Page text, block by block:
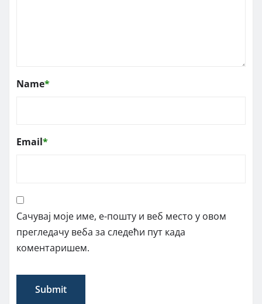
Name*
Email*
Сачувај моје име, е-пошту и веб место у овом
прегледачу веба за следећи пут када
коментаришем.